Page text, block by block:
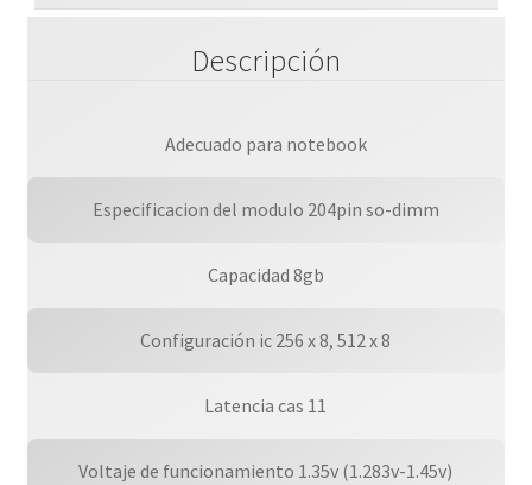
Descripción
Adecuado para notebook
Especificacion del modulo 204pin so-dimm
Capacidad 8gb
Configuración ic 256 x 8, 512 x 8
Latencia cas 11
Voltaje de funcionamiento 1.35v (1.283v-1.45v)